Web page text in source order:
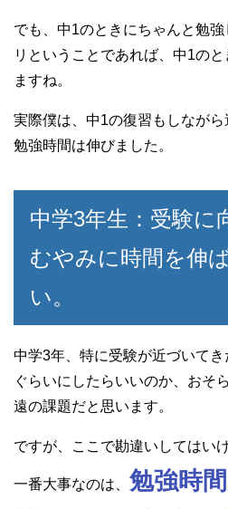
でも、中1のときにちゃんと勉
リということであれば、中1の
ますね。
実際僕は、中1の復習もしなが
勉強時間は伸びました。
中学3年生：受験に
むやみに時間を伸
い。
中学3年、特に受験が近づいて
ぐらいにしたらいいのか、おそ
遠の課題だと思います。
ですが、ここで勘違いしてはい
一番大事なのは、 勉強時